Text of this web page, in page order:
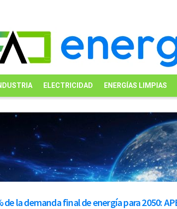
ELECTRICIDAD ENERGÍAS LIMPIAS
la demanda final de energía para 2050: